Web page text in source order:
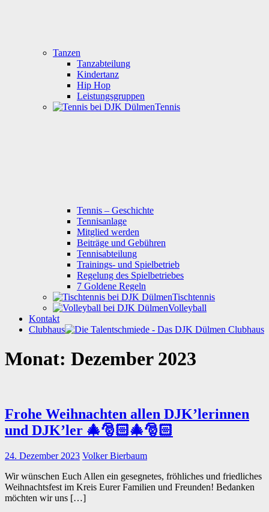
Tanzen
Tanzabteilung
Kindertanz
Hip Hop
Leistungsgruppen
Tennis
Tennis – Geschichte
Tennisanlage
Mitglied werden
Beiträge und Gebühren
Tennisabteilung
Trainings- und Spielbetrieb
Regelung des Spielbetriebes
7 Goldene Regeln
Tischtennis
Volleyball
Kontakt
Clubhaus
Monat: Dezember 2023
Frohe Weihnachten allen DJK’lerinnen
und DJK’ler 🎄🎅🏻🎄🎅🏻
24. Dezember 2023 Volker Bierbaum
Wir wünschen Euch Allen ein gesegnetes, fröhliches und friedliches
Weihnachtsfest im Kreis Eurer Familien und Freunden! Bedanken
möchten wir uns […]